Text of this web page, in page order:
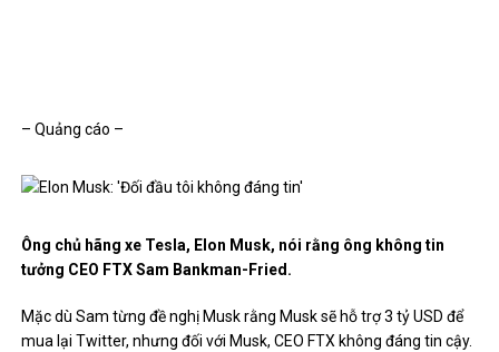
– Quảng cáo –
Ông chủ hãng xe Tesla, Elon Musk, nói rằng ông không tin
tưởng CEO FTX Sam Bankman-Fried.
Mặc dù Sam từng đề nghị Musk rằng Musk sẽ hỗ trợ 3 tỷ USD để
mua lại Twitter, nhưng đối với Musk, CEO FTX không đáng tin cậy.